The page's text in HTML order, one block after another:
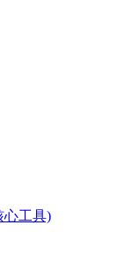
心工具)